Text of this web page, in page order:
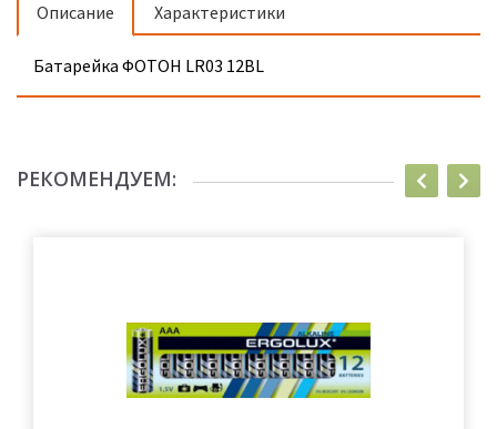
Описание Характеристики
Батарейка ФОТОН LR03 12BL
РЕКОМЕНДУЕМ: